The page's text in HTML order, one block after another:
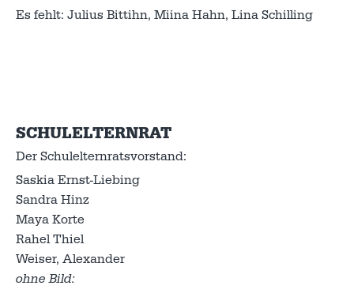
Es fehlt: Julius Bittihn, Miina Hahn, Lina Schilling
SCHULELTERNRAT
Der Schulelternratsvorstand:
Saskia Ernst-Liebing
Sandra Hinz
Maya Korte
Rahel Thiel
Weiser, Alexander
ohne Bild: